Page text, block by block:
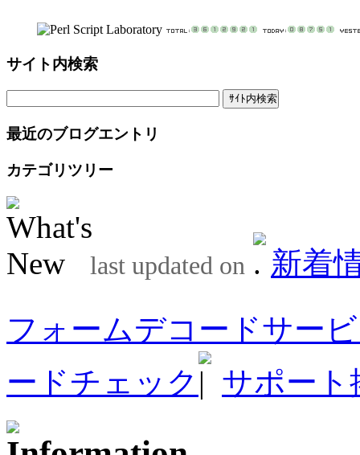
サイト内検索
最近のブログエントリ
カテゴリツリー
last updated on
新着
フォームデコードサー
ードチェック
サポート